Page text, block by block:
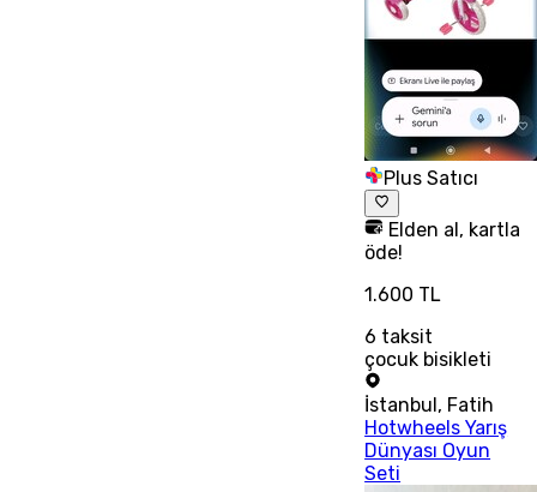
Plus Satıcı
Elden al, kartla
öde!
1.600 TL
6 taksit
çocuk bisikleti
İstanbul, Fatih
Hotwheels Yarış
Dünyası Oyun
Seti